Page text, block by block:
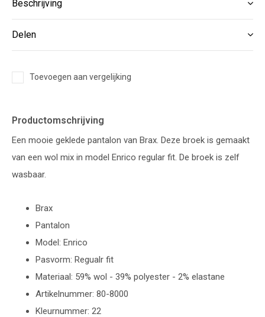
Beschrijving
Delen
Toevoegen aan vergelijking
Productomschrijving
Een mooie geklede pantalon van Brax. Deze broek is gemaakt
van een wol mix in model Enrico regular fit. De broek is zelf
wasbaar.
Brax
Pantalon
Model: Enrico
Pasvorm: Regualr fit
Materiaal: 59% wol - 39% polyester - 2% elastane
Artikelnummer: 80-8000
Kleurnummer: 22